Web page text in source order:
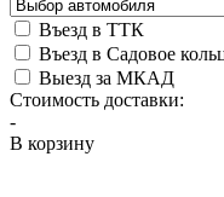
Въезд в ТТК
Въезд в Садовое
Выезд за МКАД
Стоимость доставки:
-
В корзину